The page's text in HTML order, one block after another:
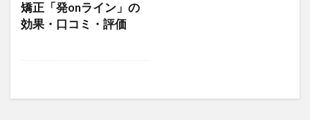
矯正「発onライン」の
効果・口コミ・評価